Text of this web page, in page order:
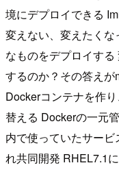
境にデプロイできる
変えない、変えたく
なものをデプロイする
するのか？その答え
Dockerコンテナを作
替える Dockerの一元
内で使っていたサー
れ共同開発 RHEL7.1